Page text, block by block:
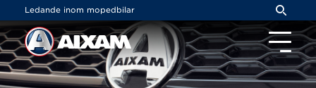
Ledande inom mopedbilar
Cookie- hanteringspanel